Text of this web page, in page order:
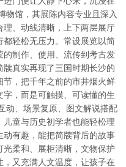
物馆，其展陈内容专业且深入
、动线清晰，上下两层展厅
轻松无压力。常设展览以简
制作、使用、流传到考古发
真实再现了三国时期长沙的
节，把千年之前的市井烟火鲜
，而是可触摸、可读懂的生
动、场景复原、图文解说搭配
童与历史初学者也能轻松理
有趣，能把简牍背后的故事
柔和、展柜清晰，文物保护
又充满人文温度，让孩子在